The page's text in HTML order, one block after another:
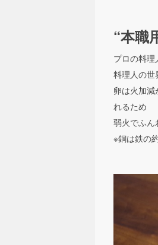
“本職
プロの料理
料理人の世
卵は火加
れるため
弱火でふん
※銅は鉄の